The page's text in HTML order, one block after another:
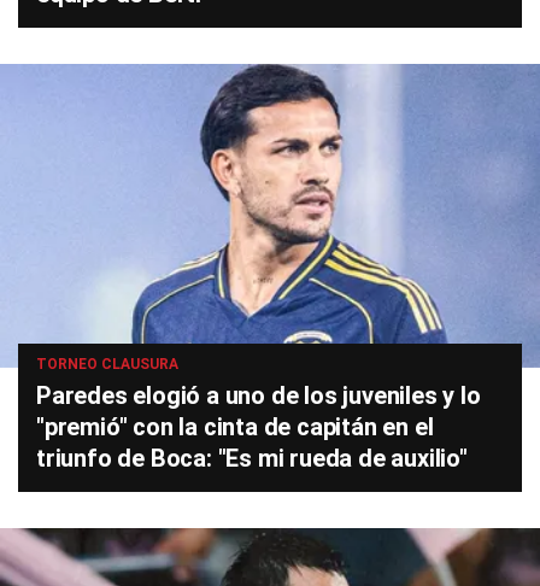
TORNEO CLAUSURA
Paredes elogió a uno de los juveniles y lo
"premió" con la cinta de capitán en el
triunfo de Boca: "Es mi rueda de auxilio"